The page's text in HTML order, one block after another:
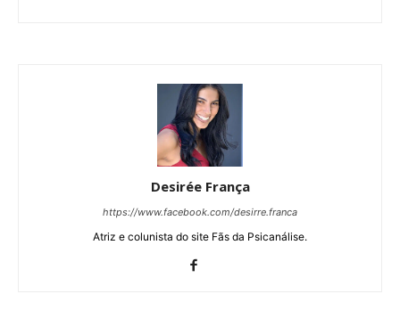
Desirée França
https://www.facebook.com/desirre.franca
Atriz e colunista do site Fãs da Psicanálise.